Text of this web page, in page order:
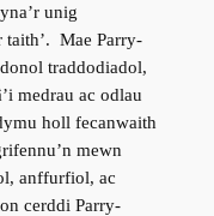
unig
Mae Parry-
traddodiadol,
medrau ac odlau
holl fecanwaith
mewn
anffurfiol, ac
cerddi Parry-